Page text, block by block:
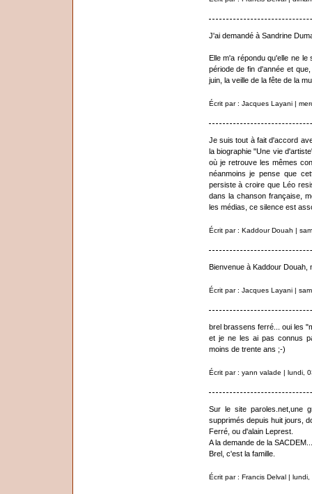
J'ai demandé à Sandrine
Elle m'a répondu qu'elle ne
période de fin d'année et
juin, la veille de la fête de la
Écrit par : Jacques Layani |
Je suis tout à fait d'accord
la biographie "Une vie
où je retrouve les mêmes
néanmoins je pense que
persiste à croire que Léo
dans la chanson française,
les médias, ce silence est
Écrit par : Kaddour Douah |
Bienvenue à Kaddour Douah,
Écrit par : Jacques Layani |
brel brassens ferré... oui les
et je ne les ai pas connus
moins de trente ans ;-)
Écrit par : yann valade | lundi,
Sur le site paroles.net,une
supprimés depuis huit jours,
Ferré, ou d'alain Leprest.
A la demande de la
Brel, c'est la famille.
Écrit par : Francis Delval |